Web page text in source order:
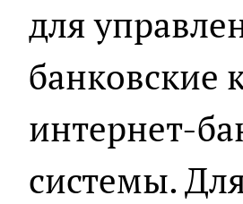
для
банковские
интернет-
системы.